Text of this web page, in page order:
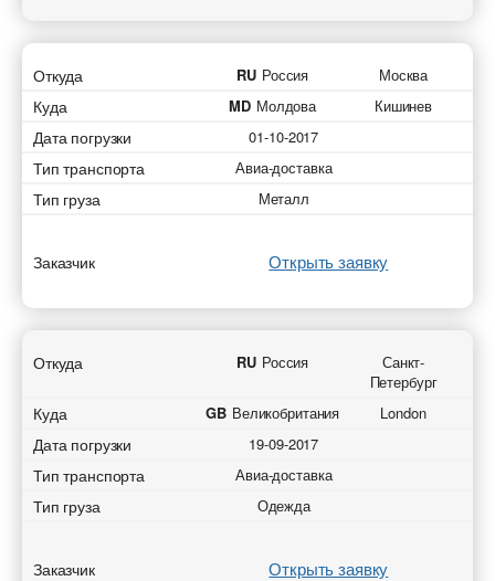
Откуда RU Россия Москва
Куда MD Молдова Кишинев
Дата погрузки 01-10-2017
Тип транспорта Авиа-доставка
Тип груза Металл
Заказчик Открыть заявку
Откуда RU Россия
Санкт-
Петербург
Куда GB Великобритания London
Дата погрузки 19-09-2017
Тип транспорта Авиа-доставка
Тип груза Одежда
Заказчик Открыть заявку